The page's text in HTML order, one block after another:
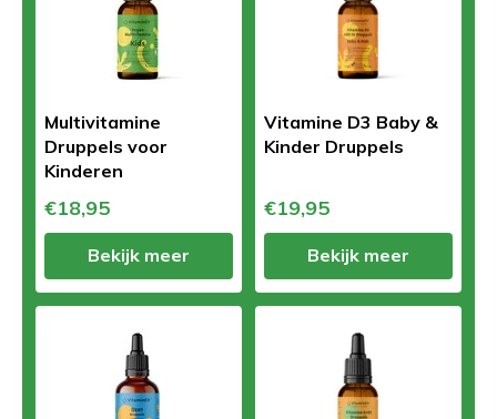
Multivitamine
Druppels voor
Kinderen
€18,95
Bekijk meer
Vitamine D3 Baby &
Kinder Druppels
€19,95
Bekijk meer